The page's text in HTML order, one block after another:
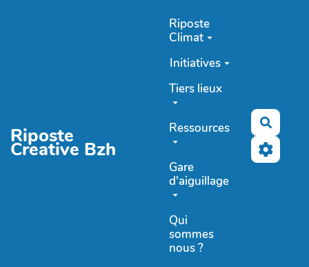
Riposte
Creative Bzh
Riposte
Climat
Initiatives
Tiers lieux
Ressources
Gare
d'aiguillage
Qui
sommes
nous ?